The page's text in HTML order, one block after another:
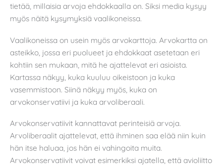
tietää, millaisia arvoja ehdokkaalla on. Siksi media kysyy
myös näitä kysymyksiä vaalikoneissa.
Vaalikoneissa on usein myös arvokarttoja. Arvokartta on
asteikko, jossa eri puolueet ja ehdokkaat asetetaan eri
kohtiin sen mukaan, mitä he ajattelevat eri asioista.
Kartassa näkyy, kuka kuuluu oikeistoon ja kuka
vasemmistoon. Siinä näkyy myös, kuka on
arvokonservatiivi ja kuka arvoliberaali.
Arvokonservatiivit kannattavat perinteisiä arvoja.
Arvoliberaalit ajattelevat, että ihminen saa elää niin kuin
hän itse haluaa, jos hän ei vahingoita muita.
Arvokonservatiivit voivat esimerkiksi ajatella, että avioliitto